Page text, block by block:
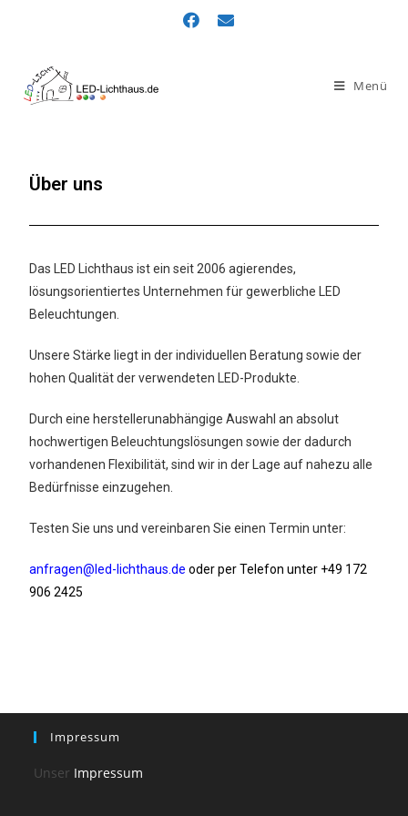
Menü
Über uns
Das LED Lichthaus ist ein seit 2006 agierendes,
lösungsorientiertes Unternehmen für gewerbliche LED
Beleuchtungen.
Unsere Stärke liegt in der individuellen Beratung sowie der
hohen Qualität der verwendeten LED-Produkte.
Durch eine herstellerunabhängige Auswahl an absolut
hochwertigen Beleuchtungslösungen sowie der dadurch
vorhandenen Flexibilität, sind wir in der Lage auf nahezu alle
Bedürfnisse einzugehen.
Testen Sie uns und vereinbaren Sie einen Termin unter:
anfragen@led-lichthaus.de oder per Telefon unter +49 172
906 2425
Impressum
Unser Impressum